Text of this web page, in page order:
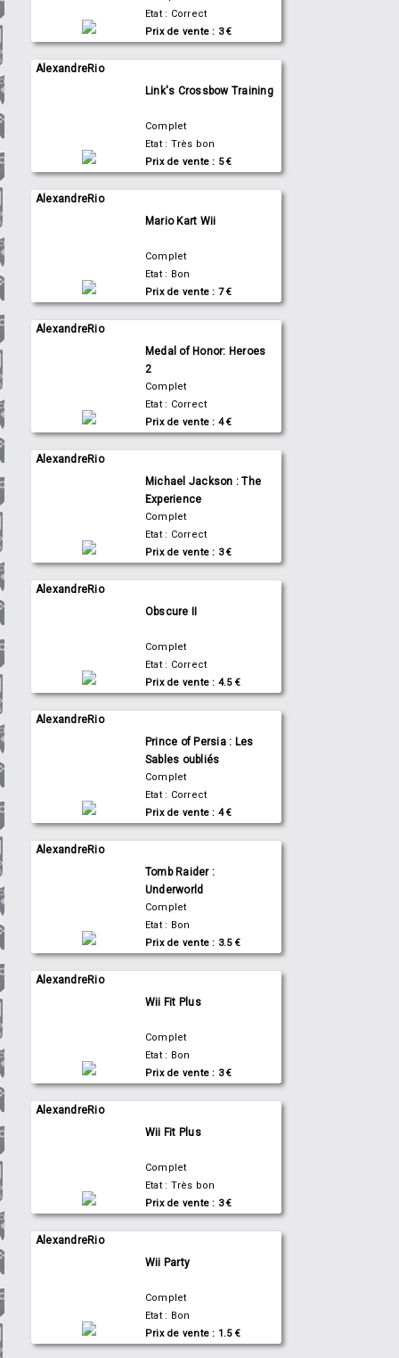
Etat : Correct
Prix de vente : 3 €
AlexandreRio
Link's Crossbow Training
Complet
Etat : Très bon
Prix de vente : 5 €
AlexandreRio
Mario Kart Wii
Complet
Etat : Bon
Prix de vente : 7 €
AlexandreRio
Medal of Honor: Heroes
2
Complet
Etat : Correct
Prix de vente : 4 €
AlexandreRio
Michael Jackson : The
Experience
Complet
Etat : Correct
Prix de vente : 3 €
AlexandreRio
Obscure II
Complet
Etat : Correct
Prix de vente : 4.5 €
AlexandreRio
Prince of Persia : Les
Sables oubliés
Complet
Etat : Correct
Prix de vente : 4 €
AlexandreRio
Tomb Raider :
Underworld
Complet
Etat : Bon
Prix de vente : 3.5 €
AlexandreRio
Wii Fit Plus
Complet
Etat : Bon
Prix de vente : 3 €
AlexandreRio
Wii Fit Plus
Complet
Etat : Très bon
Prix de vente : 3 €
AlexandreRio
Wii Party
Complet
Etat : Bon
Prix de vente : 1.5 €